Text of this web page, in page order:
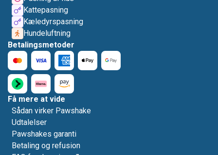
Kattepasning
Kæledyrspasning
Hundeluftning
Betalingsmetoder
Få mere at vide
Sådan virker Pawshake
Udtalelser
Pawshakes garanti
Betaling og refusion